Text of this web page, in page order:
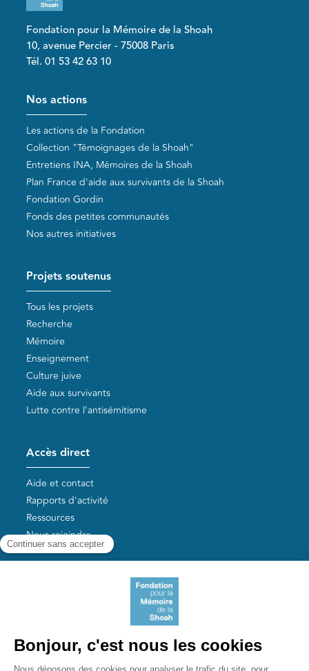
Fondation pour la Mémoire de la Shoah
10, avenue Percier - 75008 Paris
Tél. 01 53 42 63 10
Pied de page
Nos actions
Les actions de la Fondation
Collection "Témoignages de la Shoah"
Entretiens INA, Mémoires de la Shoah
Plan France d'aide aux survivants de la Shoah
Fondation Gordin
Fonds des petites communautés
Nos autres initiatives
Projets soutenus
Tous les projets
Recherche
Mémoire
Enseignement
Culture juive
Aide aux survivants
Lutte contre l'antisémitisme
Accès direct
Aide et contact
Rapports d'activité
Ressources
Nous rejoindre
Aide aux survivants de la Shoah
Liens utiles